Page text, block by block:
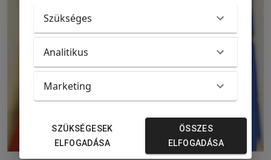
Szükséges
Analitikus
Marketing
SZÜKSÉGESEK
ELFOGADÁSA
ÖSSZES
ELFOGADÁSA